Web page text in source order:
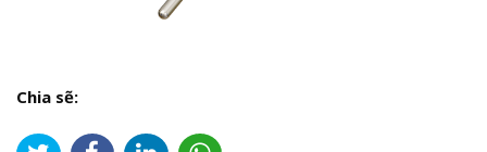
Chia sẽ: